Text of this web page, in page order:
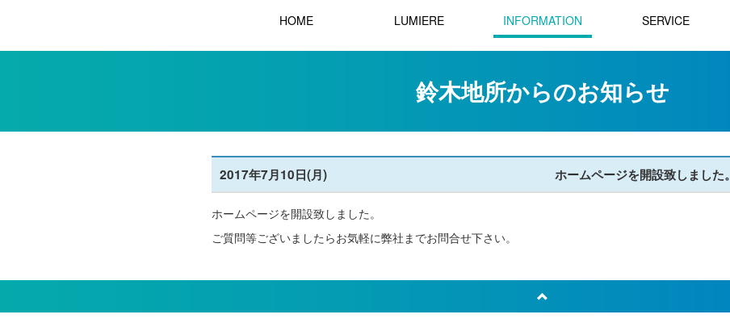
HOME LUMIERE INFORMATION SERVICE
鈴木地所からのお知らせ
2017年7月10日(月) ホームページを開設致しました。
ホームページを開設致しました。
ご質問等ございましたらお気軽に弊社までお問合せ下さい。